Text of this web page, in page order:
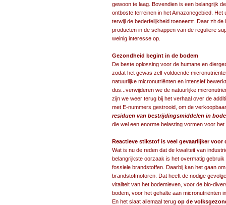
gewoon te laag. Bovendien is een belangrijk
ontboste terreinen in het Amazonegebied.
terwijl de bederfelijkheid toeneemt. Daar zit
producten in de schappen van de reguliere
weinig interesse op.
Gezondheid begint in de bodem
De beste oplossing voor de humane en
zodat het gewas zelf voldoende
natuurlijke micronutriënten en intensief
dus...verwijderen we de natuurlijke
zijn we weer terug bij het verhaal over de
met E-nummers gestrooid, om de
residuen van bestrijdingsmiddelen in
die wel een enorme belasting vormen voor
Reactieve stikstof is veel gevaarlijker
Wat is nu de reden dat de kwaliteit van
belangrijkste oorzaak is het overmatig
fossiele brandstoffen. Daarbij kan het gaan
brandstofmotoren. Dat heeft de nodige
vitaliteit van het bodemleven, voor de bio-
bodem, voor het gehalte aan micronutriënten
En het slaat allemaal terug op de